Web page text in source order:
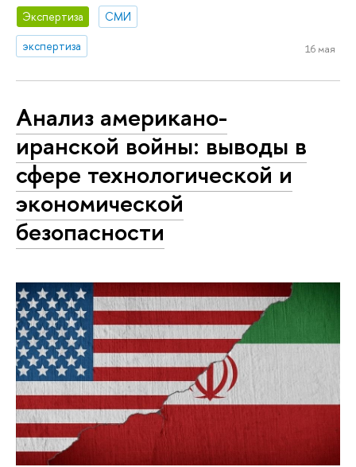
Экспертиза
СМИ
экспертиза
16 мая
Анализ американо-
иранской войны: выводы в
сфере технологической и
экономической
безопасности